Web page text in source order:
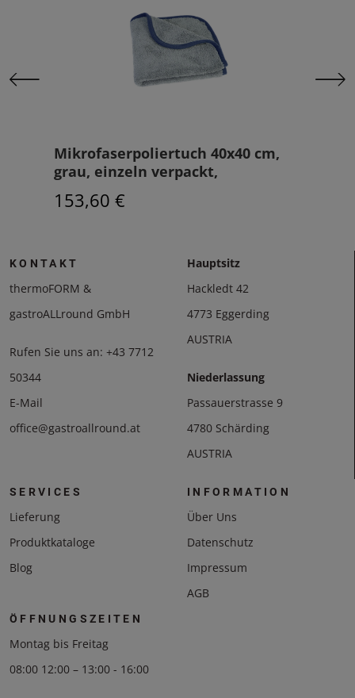
Mikrofaserpoliertuch 40x40 cm,
grau, einzeln verpackt,
153,60 €
KONTAKT
thermoFORM &
gastroALLround GmbH
Rufen Sie uns an: +43 7712
50344
E-Mail
office@gastroallround.at
Hauptsitz
Hackledt 42
4773 Eggerding
AUSTRIA
Niederlassung
Passauerstrasse 9
4780 Schärding
AUSTRIA
SERVICES
Lieferung
Produktkataloge
Blog
INFORMATION
Über Uns
Datenschutz
Impressum
AGB
ÖFFNUNGSZEITEN
Montag bis Freitag
08:00 12:00 – 13:00 - 16:00